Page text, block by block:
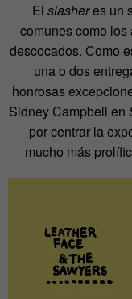
El slasheres un
comunes como
descocados. Como
una o dos
honrosas
Sidney Campbell en
por centrar la
mucho más